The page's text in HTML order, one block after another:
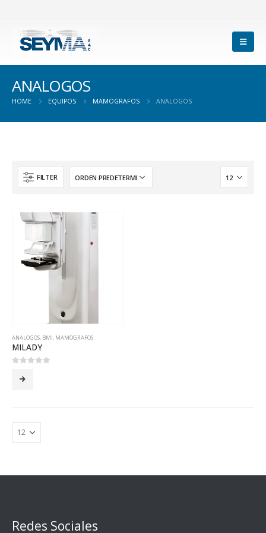
ANALOGOS
HOME EQUIPOS MAMOGRAFOS ANALOGOS
FILTER
ANALOGOS, BMI, MAMOGRAFOS
MILADY
Redes Sociales